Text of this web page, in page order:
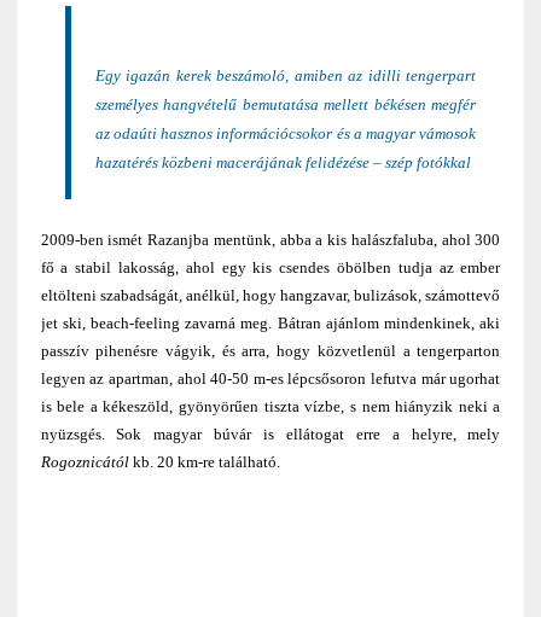
Egy igazán kerek beszámoló, amiben az idilli tengerpart
személyes hangvételű bemutatása mellett békésen megfér
az odaúti hasznos információcsokor és a magyar vámosok
hazatérés közbeni macerájának felidézése – szép fotókkal
2009-ben ismét Razanjba mentünk, abba a kis halászfaluba, ahol 300
fő a stabil lakosság, ahol egy kis csendes öbölben tudja az ember
eltölteni szabadságát, anélkül, hogy hangzavar, bulizások, számottevő
jet ski, beach-feeling zavarná meg. Bátran ajánlom mindenkinek, aki
passzív pihenésre vágyik, és arra, hogy közvetlenül a tengerparton
legyen az apartman, ahol 40-50 m-es lépcsősoron lefutva már ugorhat
is bele a kékeszöld, gyönyörűen tiszta vízbe, s nem hiányzik neki a
nyüzsgés. Sok magyar búvár is ellátogat erre a helyre, mely
Rogoznicától kb. 20 km-re található.